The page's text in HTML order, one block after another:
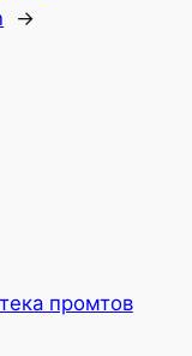
→
промтов